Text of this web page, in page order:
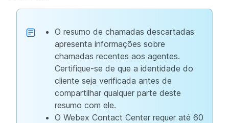
O resumo de chamadas descartadas
apresenta informações sobre
chamadas recentes aos agentes.
Certifique-se de que a identidade do
cliente seja verificada antes de
compartilhar qualquer parte deste
resumo com ele.
O Webex Contact Center requer até 60